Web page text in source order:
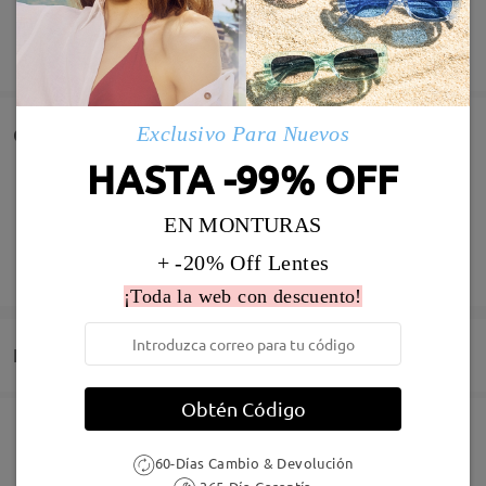
MOSTRAR MÁS
Comentarios de Clientes
Comparta su experiencia de compra para ayudar a otros a
obtener gafas satisfechas
Deje su comentario
Entrega
60 días de garantía de devolución y cambio
Exclusivo Para Nuevos
HASTA -99% OFF
EN MONTURAS
+ -20% Off Lentes
¡Toda la web con descuento!
Obtén Código
60-Días Cambio & Devolución